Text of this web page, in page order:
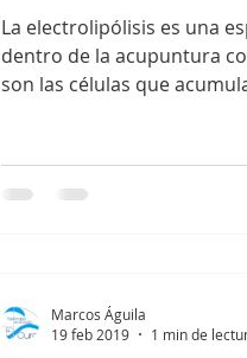
La electrolipólisis es una
dentro de la acupuntura
son las células que
Marcos Águila
19 feb 2019
1 min de